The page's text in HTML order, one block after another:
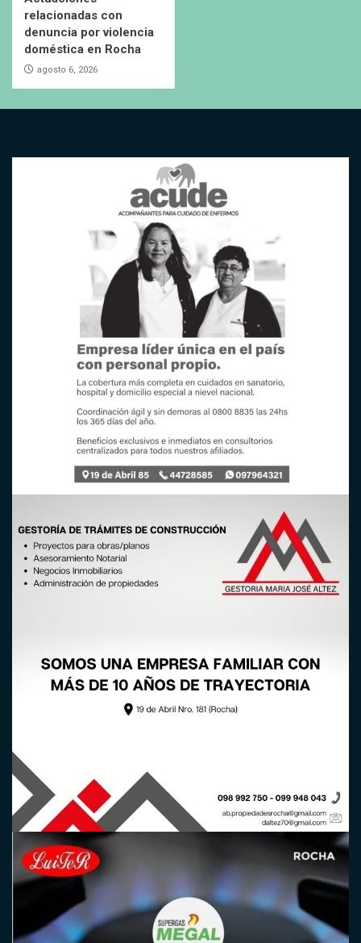
relacionadas con
denuncia por violencia
doméstica en Rocha
agosto 6, 2026